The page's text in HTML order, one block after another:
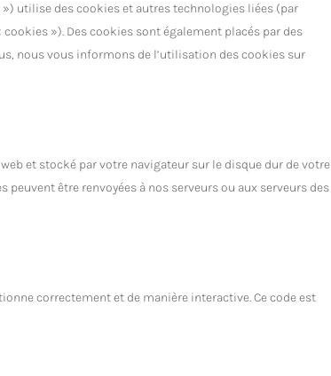
») utilise des cookies et autres technologies liées (par
»). Des cookies sont également placés par des
nous vous informons de l’utilisation des cookies sur
et stocké par votre navigateur sur le disque dur de votre
être renvoyées à nos serveurs ou aux serveurs des
correctement et de manière interactive. Ce code est